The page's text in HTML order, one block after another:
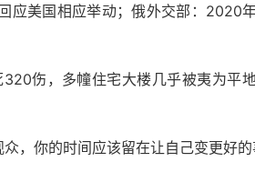
应美国相应举动；俄外交部：2020
伤，多幢住宅大楼几乎被夷为平
，你的时间应该留在让自己变更好的